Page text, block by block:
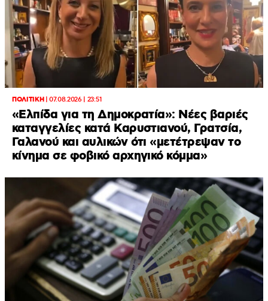
ΠΟΛΙΤΙΚΗ|07.08.2026 | 23:51
«Ελπίδα για τη Δημοκρατία»: Νέες βαριές
καταγγελίες κατά Καρυστιανού, Γρατσία,
Γαλανού και αυλικών ότι «μετέτρεψαν το
κίνημα σε φοβικό αρχηγικό κόμμα»